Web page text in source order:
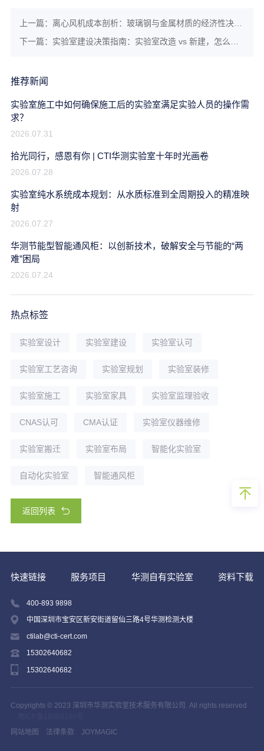
上一篇：离心风机成本剖析：玻璃钢与金属材质的经济性决策框架
下一篇：实验室建设决策指南：实验室改造 vs 新建，怎么选？
推荐新闻
实验室施工中如何确保施工后的实验室满足实验人员的操作需
求？
2026.07.31
拾光同行，感恩有你 | CTI华测实验室十年时光画卷
2026.07.28
实验室纯水系统成本规划：从水质标准到全周期投入的精准映
射
2026.07.27
华测节能型智能通风柜：以创新技术，破解安全与节能的“两
难”困局
2026.07.24
热点标签
实验室设计 实验室建设 实验室认可
实验室工艺咨询 实验室规划 实验室装修
实验室施工 实验室家具 实验室监理验收
CNAS认可 CMA认证 实验室仪器维修
实验室搬迁 实验室布局 智能化实验室
自动化实验室 智能通风柜
返回列表
400-893 9898
中国深圳市宝安区新安街道留仙三路4号华测检测大楼
ctilab@cti-cert.com
15302640682
15302640682
快速链接 服务项目 华测自有实验室 资料下载
Copyrights © 2023 深圳市华测实验室技术服务有限公司. All rights reserved
网站地图
法律条款 JOYMAGIC